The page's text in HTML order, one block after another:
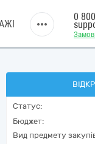
0
Статус:
Бюджет:
Вид предмету